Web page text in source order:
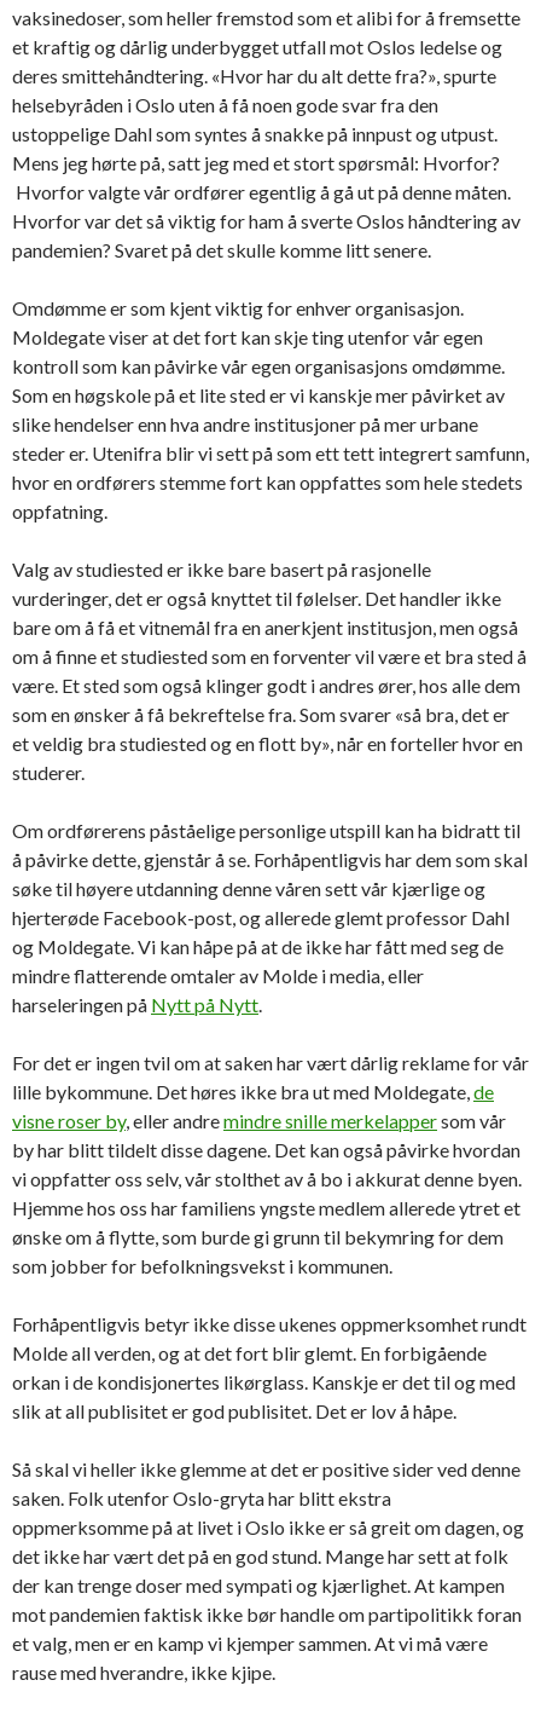
vaksinedoser, som heller fremstod som et alibi for å fremsette
et kraftig og dårlig underbygget utfall mot Oslos ledelse og
deres smittehåndtering. «Hvor har du alt dette fra?», spurte
helsebyråden i Oslo uten å få noen gode svar fra den
ustoppelige Dahl som syntes å snakke på innpust og utpust.
Mens jeg hørte på, satt jeg med et stort spørsmål: Hvorfor?
Hvorfor valgte vår ordfører egentlig å gå ut på denne måten.
Hvorfor var det så viktig for ham å sverte Oslos håndtering av
pandemien? Svaret på det skulle komme litt senere.
Omdømme er som kjent viktig for enhver organisasjon.
Moldegate viser at det fort kan skje ting utenfor vår egen
kontroll som kan påvirke vår egen organisasjons omdømme.
Som en høgskole på et lite sted er vi kanskje mer påvirket av
slike hendelser enn hva andre institusjoner på mer urbane
steder er. Utenifra blir vi sett på som ett tett integrert samfunn,
hvor en ordførers stemme fort kan oppfattes som hele stedets
oppfatning.
Valg av studiested er ikke bare basert på rasjonelle
vurderinger, det er også knyttet til følelser. Det handler ikke
bare om å få et vitnemål fra en anerkjent institusjon, men også
om å finne et studiested som en forventer vil være et bra sted å
være. Et sted som også klinger godt i andres ører, hos alle dem
som en ønsker å få bekreftelse fra. Som svarer «så bra, det er
et veldig bra studiested og en flott by», når en forteller hvor en
studerer.
Om ordførerens påståelige personlige utspill kan ha bidratt til
å påvirke dette, gjenstår å se. Forhåpentligvis har dem som skal
søke til høyere utdanning denne våren sett vår kjærlige og
hjerterøde Facebook-post, og allerede glemt professor Dahl
og Moldegate. Vi kan håpe på at de ikke har fått med seg de
mindre flatterende omtaler av Molde i media, eller
harseleringen på Nytt på Nytt.
For det er ingen tvil om at saken har vært dårlig reklame for vår
lille bykommune. Det høres ikke bra ut med Moldegate,de
visne roser by, eller andremindre snille merkelappersom vår
by har blitt tildelt disse dagene. Det kan også påvirke hvordan
vi oppfatter oss selv, vår stolthet av å bo i akkurat denne byen.
Hjemme hos oss har familiens yngste medlem allerede ytret et
ønske om å flytte, som burde gi grunn til bekymring for dem
som jobber for befolkningsvekst i kommunen.
Forhåpentligvis betyr ikke disse ukenes oppmerksomhet rundt
Molde all verden, og at det fort blir glemt. En forbigående
orkan i de kondisjonertes likørglass. Kanskje er det til og med
slik at all publisitet er god publisitet. Det er lov å håpe.
Så skal vi heller ikke glemme at det er positive sider ved denne
saken. Folk utenfor Oslo-gryta har blitt ekstra
oppmerksomme på at livet i Oslo ikke er så greit om dagen, og
det ikke har vært det på en god stund. Mange har sett at folk
der kan trenge doser med sympati og kjærlighet. At kampen
mot pandemien faktisk ikke bør handle om partipolitikk foran
et valg, men er en kamp vi kjemper sammen. At vi må være
rause med hverandre, ikke kjipe.